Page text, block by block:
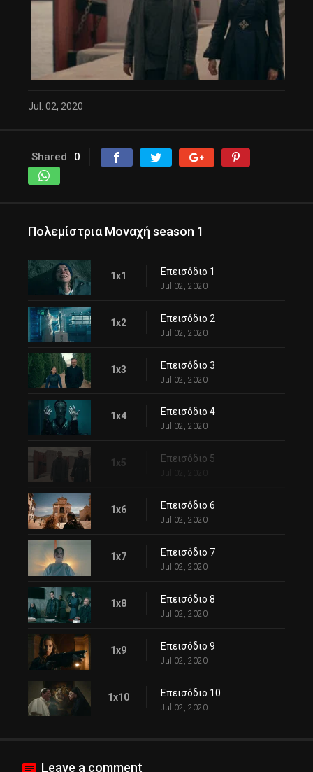
Jul. 02, 2020
Shared 0
Πολεμίστρια Μοναχή season 1
1x1 Επεισόδιο 1
Jul 02, 2020
1x2 Επεισόδιο 2
Jul 02, 2020
1x3 Επεισόδιο 3
Jul 02, 2020
1x4 Επεισόδιο 4
Jul 02, 2020
1x5 Επεισόδιο 5
Jul 02, 2020
1x6 Επεισόδιο 6
Jul 02, 2020
1x7 Επεισόδιο 7
Jul 02, 2020
1x8 Επεισόδιο 8
Jul 02, 2020
1x9 Επεισόδιο 9
Jul 02, 2020
1x10 Επεισόδιο 10
Jul 02, 2020
Leave a comment